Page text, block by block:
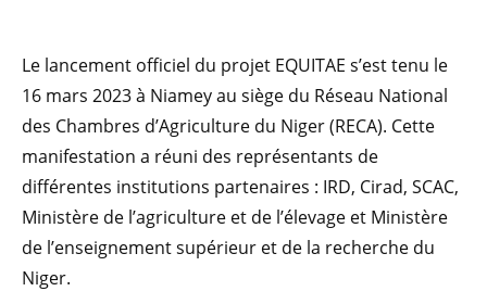
Le lancement officiel du projet EQUITAE s’est tenu le
16 mars 2023 à Niamey au siège du Réseau National
des Chambres d’Agriculture du Niger (RECA). Cette
manifestation a réuni des représentants de
différentes institutions partenaires : IRD, Cirad, SCAC,
Ministère de l’agriculture et de l’élevage et Ministère
de l’enseignement supérieur et de la recherche du
Niger.